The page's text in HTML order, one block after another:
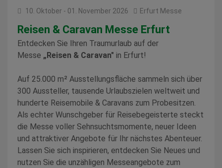
10. Oktober - 01. November 2026 Erfurt Messe
Reisen & Caravan Messe Erfurt
Entdecken Sie Ihren Traumurlaub auf der
Messe „Reisen & Caravan" in Erfurt!
Auf 25.000 m² Ausstellungsfläche sammeln sich über
300 Aussteller, tausende Urlaubszielen weltweit und
hunderte Reisemobile & Caravans zum Probesitzen.
Als echter Wunschgeber für Reisebegeisterte steckt
die Messe voller Sehnsuchtsmomente, neuer Ideen
und attraktiver Angebote für Ihr nächstes Abenteuer.
Lassen Sie sich inspirieren, entdecken Sie Neues und
nutzen Sie die unzähligen Messeangebote zum